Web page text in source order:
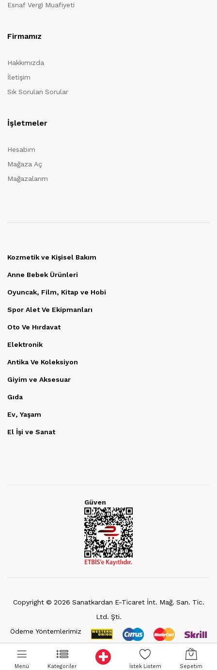
Esnaf Vergi Muafiyeti
Firmamız
Hakkımızda
İletişim
Sık Sorulan Sorular
İşletmeler
Hesabım
Mağaza Aç
Mağazalarım
Kozmetik ve Kişisel Bakım
Anne Bebek Ürünleri
Oyuncak, Film, Kitap ve Hobi
Spor Alet Ve Ekipmanları
Oto Ve Hırdavat
Elektronik
Antika Ve Koleksiyon
Giyim ve Aksesuar
Gıda
Ev, Yaşam
El İşi ve Sanat
Güven
Copyright © 2026 Sanatkardan E-Ticaret İnt. Mağ. San. Tic.
Ltd. Şti.
Ödeme Yöntemlerimiz
Menü Kategoriler İstek Listem Sepetim